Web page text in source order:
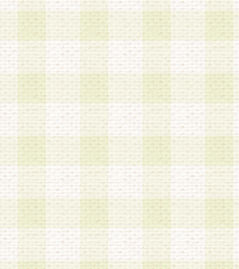
2.登録の際に当社が付与
の使用に関しては、全て
3.会員は、当社から付与
貸与、名義変更、売買そ
ならないものとします。
4.当社は、会員によるロ
盗用など第三者の利用に
き事由の有無、その他原
のとします。